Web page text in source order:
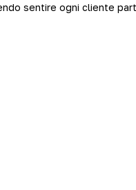
sentire ogni cliente